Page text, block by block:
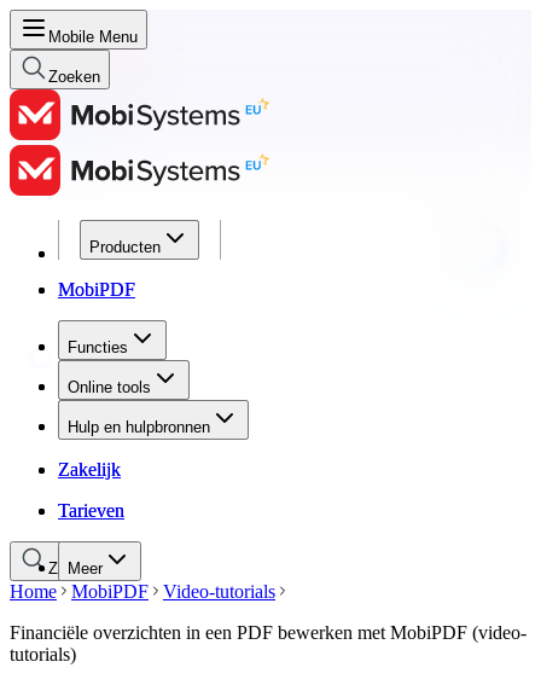
Mobile Menu
Zoeken
Producten
MobiPDF
Functies
Online tools
Hulp en hulpbronnen
Zakelijk
Tarieven
Meer
Producten
MobiPDF
Functies
Online tools
Hulp en hulpbronnen
Zakelijk
Tarieven
Zoeken
Home MobiPDF
Video-tutorials
Financiële overzichten in een PDF bewerken met MobiPDF (video-
tutorials)